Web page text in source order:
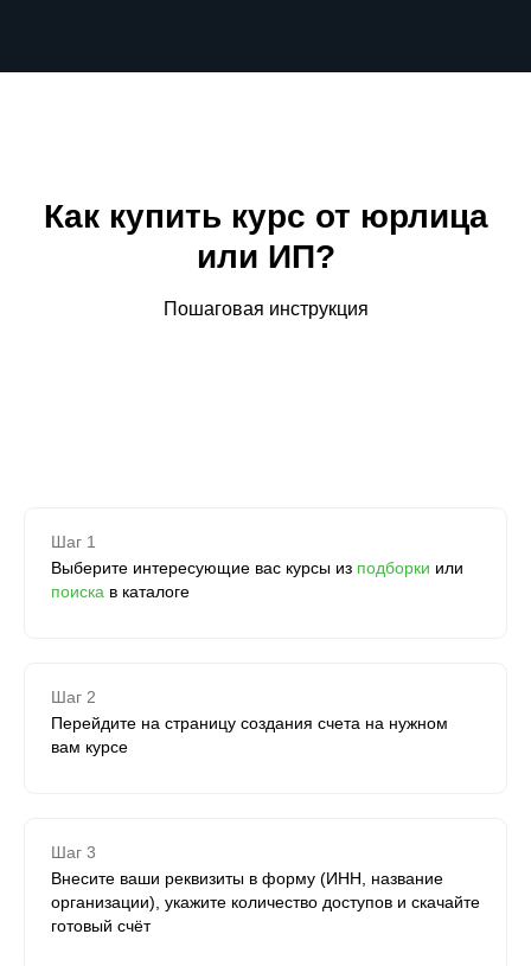
Как купить курс от юрлица
или ИП?
Пошаговая инструкция
Шаг 1
Выберите интересующие вас курсы из подборки или
поиска в каталоге
Шаг 2
Перейдите на страницу создания счета на нужном
вам курсе
Шаг 3
Внесите ваши реквизиты в форму (ИНН, название
организации), укажите количество доступов и скачайте
готовый счёт